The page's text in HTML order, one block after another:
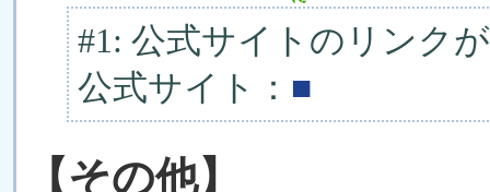
#1: 公式サイトのリンク
公式サイト： ■
【その他】